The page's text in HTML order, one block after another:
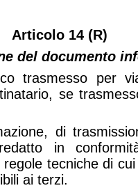
Articolo 14 (R)
del documento
trasmesso per
se
di
in
tecniche di
ai terzi.